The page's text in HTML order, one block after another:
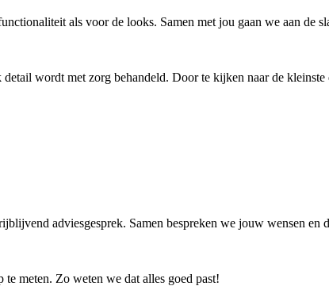
als voor de looks. Samen met jou gaan we aan de
wordt met zorg behandeld. Door te kijken naar de
adviesgesprek. Samen bespreken we jouw wensen
meten. Zo weten we dat alles goed past!